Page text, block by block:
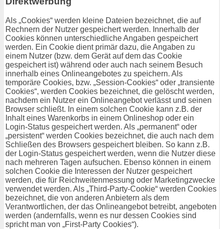
Als „Cookies“ werden kleine Dateien bezeichnet, die auf
Rechnern der Nutzer gespeichert werden. Innerhalb der
Cookies können unterschiedliche Angaben gespeichert
werden. Ein Cookie dient primär dazu, die Angaben zu
einem Nutzer (bzw. dem Gerät auf dem das Cookie
gespeichert ist) während oder auch nach seinem Besuch
innerhalb eines Onlineangebotes zu speichern. Als
temporäre Cookies, bzw. „Session-Cookies“ oder „transiente
Cookies“, werden Cookies bezeichnet, die gelöscht werden,
nachdem ein Nutzer ein Onlineangebot verlässt und seinen
Browser schließt. In einem solchen Cookie kann z.B. der
Inhalt eines Warenkorbs in einem Onlineshop oder ein
Login-Status gespeichert werden. Als „permanent“ oder
„persistent“ werden Cookies bezeichnet, die auch nach dem
Schließen des Browsers gespeichert bleiben. So kann z.B.
der Login-Status gespeichert werden, wenn die Nutzer diese
nach mehreren Tagen aufsuchen. Ebenso können in einem
solchen Cookie die Interessen der Nutzer gespeichert
werden, die für Reichweitenmessung oder Marketingzwecke
verwendet werden. Als „Third-Party-Cookie“ werden Cookies
bezeichnet, die von anderen Anbietern als dem
Verantwortlichen, der das Onlineangebot betreibt, angeboten
werden (andernfalls, wenn es nur dessen Cookies sind
spricht man von „First-Party Cookies“).